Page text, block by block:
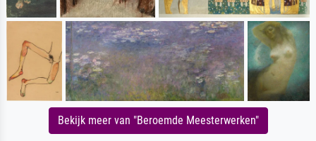
Bekijk meer van "Beroemde Meesterwerken"